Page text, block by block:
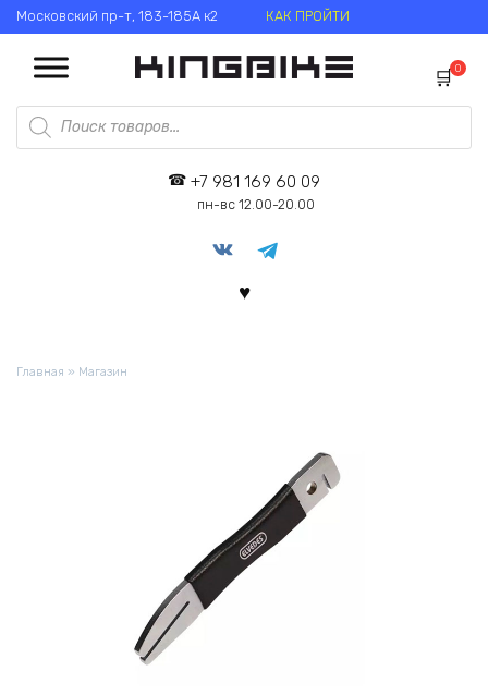
Перейти
к
содержанию
Московский пр-т, 183-185А к2 КАК ПРОЙТИ
Поиск
товаров
0
+7 981 169 60 09
пн-вс 12.00-20.00
Главная » Магазин